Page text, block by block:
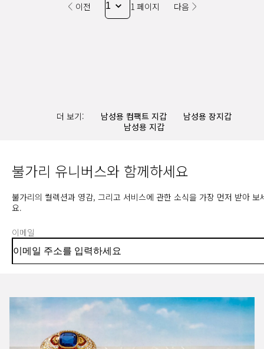
이전 1 페이지 다음
더 보기: 남성용 컴팩트 지갑
남성용 장지갑
남성용 지갑
불가리 유니버스와 함께하세요
불가리의 컬렉션과 영감, 그리고 서비스에 관한 소식을 가장 먼저 받아 보
요.
이메일